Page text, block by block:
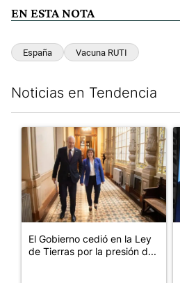
EN ESTA NOTA
España Vacuna RUTI
Noticias en Tendencia
Un artículo de tendencia con el
El Gobierno cedió en la Ley
de Tierras por la presión d...